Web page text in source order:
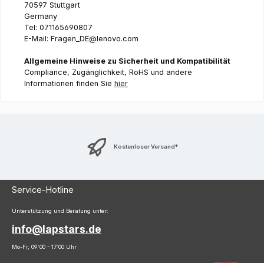
70597 Stuttgart
Germany
Tel: 071165690807
E-Mail: Fragen_DE@lenovo.com
Allgemeine Hinweise zu Sicherheit und Kompatibilität
Compliance, Zugänglichkeit, RoHS und andere
Informationen finden Sie hier
Kostenloser Versand*
Service-Hotline
Unterstützung und Beratung unter:
info@lapstars.de
Mo-Fr, 09:00 - 17:00 Uhr